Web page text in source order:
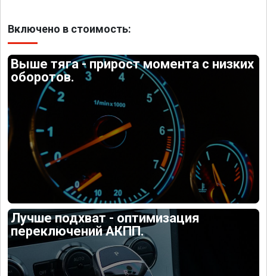
Включено в стоимость:
Выше тяга - прирост момента с низких
оборотов.
Лучше подхват - оптимизация
переключений АКПП.